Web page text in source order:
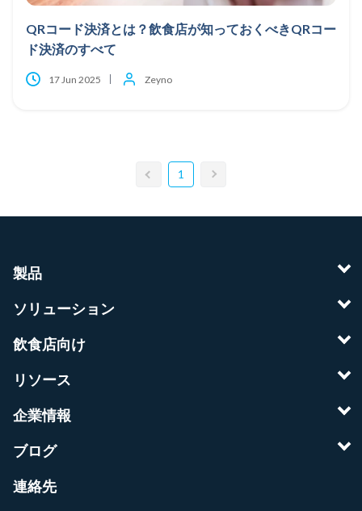
QRコード決済とは？飲食店が知っておくべきQRコー
ド決済のすべて
17 Jun 2025 Zeyno
1
製品
ソリューション
飲食店向け
リソース
企業情報
ブログ
連絡先